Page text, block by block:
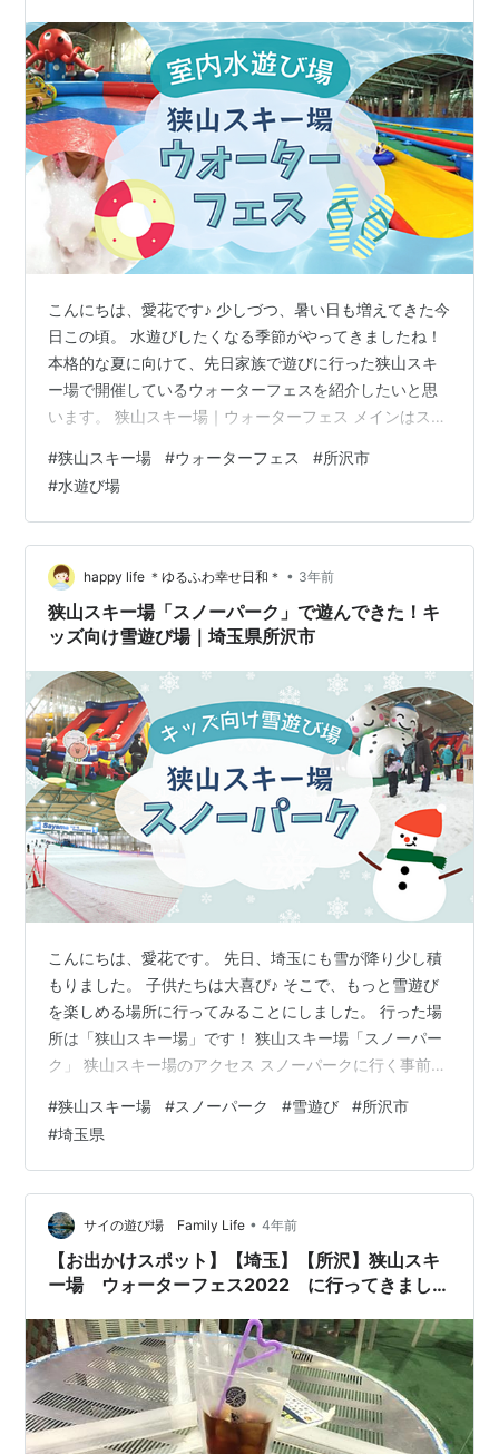
こんにちは、愛花です♪ 少しづつ、暑い日も増えてきた今
日この頃。 水遊びしたくなる季節がやってきましたね！
本格的な夏に向けて、先日家族で遊びに行った狭山スキ
ー場で開催しているウォーターフェスを紹介したいと思
います。 狭山スキー場｜ウォーターフェス メインはスピ
どの楽しいイベントも開催 ウォーターフェスで遊ぶ時の
服装 フードはキッチンカーで注文 縁日コーナーもありま
す 西武ドームで野球やイベント開催時の注意点 まとめ｜
雨天でも楽しめる室内水遊び場です 狭山スキー場｜ウォ
ーターフェス 狭山スキー場は、西武ドーム(ベルーナドー
ム)の隣にあり、冬季…
#狭山スキー場 #ウォーターフェス #所沢市
#水遊び場
happy life ＊ゆるふわ幸せ日和＊ • 3年前
狭山スキー場「スノーパーク」で遊んできた！キ
ッズ向け雪遊び場｜埼玉県所沢市
こんにちは、愛花です。 先日、埼玉にも雪が降り少し積
もりました。 子供たちは大喜び♪ そこで、もっと雪遊び
を楽しめる場所に行ってみることにしました。 行った場
所は「狭山スキー場」です！ 狭山スキー場「スノーパー
ク」 狭山スキー場のアクセス スノーパークに行く事前準
ケットを購入 スノーパークで実際に遊んだ感想 まずは定
番の雪遊びを楽しむ ふわふわ遊具も楽しめる 楽しいイベ
ントも開催 狭山スキー場のフードコーナー 付き添いの大
人の服装は？ 最後に 狭山スキー場「スノーパーク」 狭
山スキー場は、埼玉県所沢市にある屋内型スキー場で
す。 ベルーナドー…
#狭山スキー場 #スノーパーク #雪遊び #所沢市
#埼玉県
サイの遊び場 Family Life • 4年前
【お出かけスポット】【埼玉】【所沢】狭山スキ
ー場 ウォーターフェス2022 に行ってきまし